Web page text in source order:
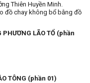
Thiên Huyền Minh.
đồ chay không bổ bằng đồ
LÃO TỔ (phần
TÔNG (phần 01)